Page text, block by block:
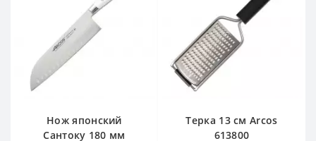
Нож японский
Сантоку 180 мм
Терка 13 см Arcos
613800